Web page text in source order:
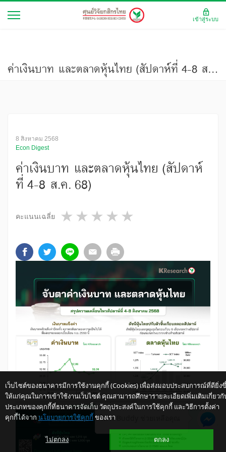
ค่าเงินบาท และตลาดหุ้นไทย (สัปดาห์ที่ 4-8 ส.ค. 68)
8 สิงหาคม 2568
Econ Digest
ค่าเงินบาท และตลาดหุ้นไทย (สัปดาห์
ที่ 4-8 ส.ค. 68)
คะแนนเฉลี่ย 4 stars
3 stars
2 stars
1 star
เว็บไซต์ของธนาคารมีการใช้งานคุกกี้ (Cookies) เพื่อส่งมอบประสบการณ์ที่ดียิ่ง
ให้แก่คุณในการเข้าใช้งานเว็บไซต์ คุณสามารถศึกษารายละเอียดเพิ่มเติมเกี่ยวกั
ประเภทของคุกกี้ที่ธนาคารจัดเก็บ วัตถุประสงค์ในการใช้คุกกี้ และวิธีการตั้งค่า
คุกกี้ได้จาก นโยบายการใช้คุกกี้ ของเรา
ไม่ตกลง ตกลง
เข้าสู่ระบบ
ให้ K-Buddy ช่วยเหลือคุณ